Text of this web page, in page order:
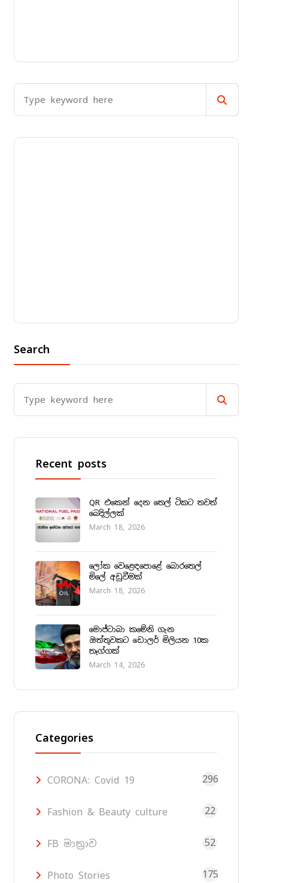
Search
Recent posts
QR එකෙන් දෙන තෙල් ටිකට තවත්
බෙදිල්ලක්
March 18, 2026
ලෝක වෙළෙඳපොළේ බොරතෙල්
මිලේ අඩුවීමක්
March 18, 2026
මොජ්ටාබා කමේනි ගැන
ඔත්තුවකට ඩොලර් මිලියන 10ක
තෑග්ගක්
March 14, 2026
Categories
CORONA: Covid 19 296
Fashion & Beauty culture 22
FB මාත්‍රාව 52
Photo Stories 175